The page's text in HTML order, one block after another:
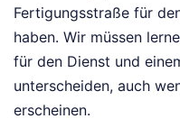
Fertigungsstraße für
haben. Wir müssen
für den Dienst und
unterscheiden, auch
erscheinen.